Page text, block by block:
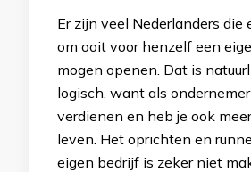
Er zijn veel Nederlanders die
om ooit voor henzelf een
mogen openen. Dat is
logisch, want als
verdienen en heb je ook
leven. Het oprichten en
eigen bedrijf is zeker niet